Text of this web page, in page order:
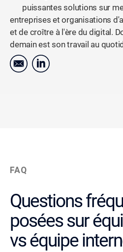
puissantes solutions sur
entreprises et organisations
et de croître à l'ère du digital.
demain est son travail au
FAQ
Questions
posées sur
vs équipe